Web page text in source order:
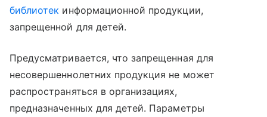
библиотек информационной продукции,
запрещенной для детей.
Предусматривается, что запрещенная для
несовершеннолетних продукция не может
распространяться в организациях,
предназначенных для детей. Параметры